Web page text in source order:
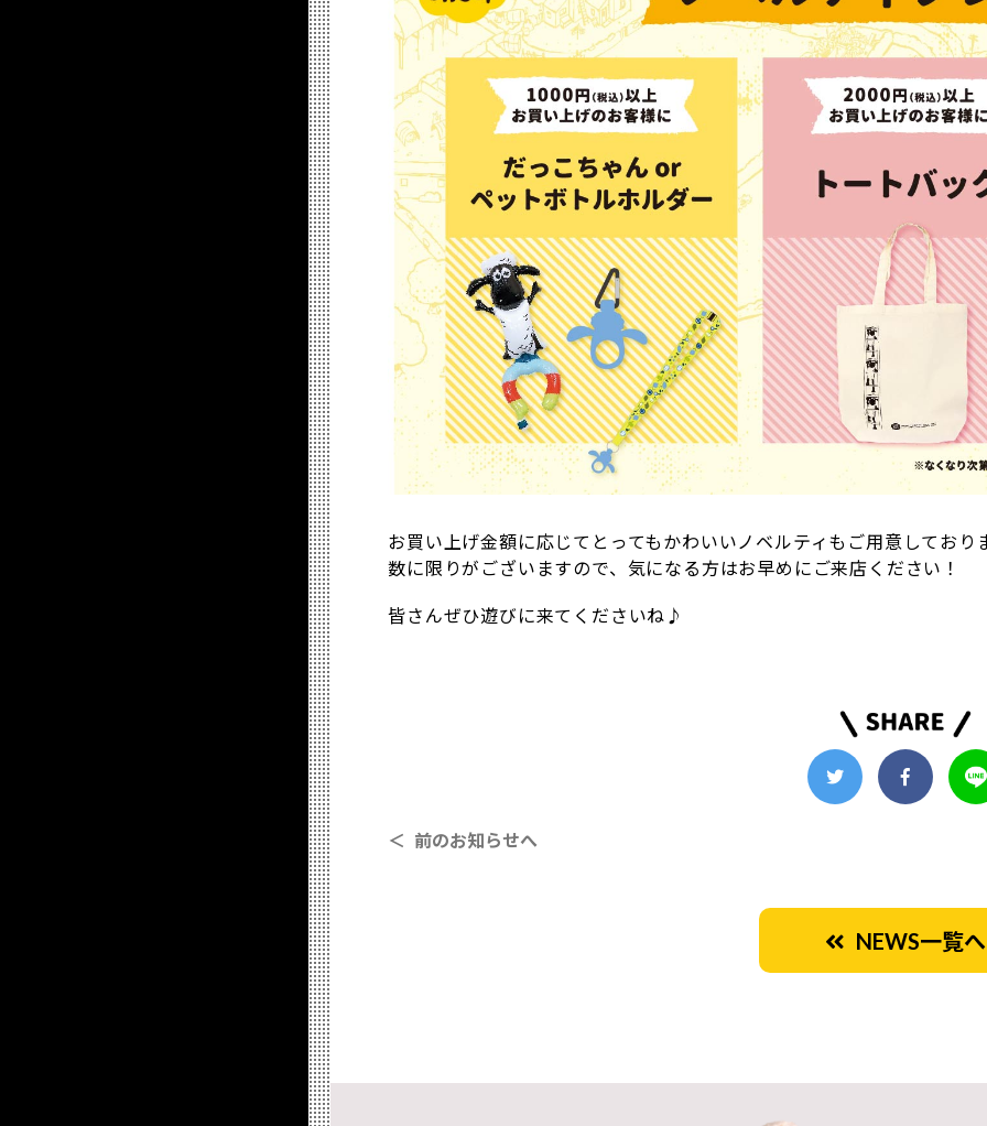
お買い上げ金額に応じてとってもかわいいノベルティもご用意しており
数に限りがございますので、気になる方はお早めにご来店ください！
皆さんぜひ遊びに来てくださいね♪
＜ 前のお知らせへ
NEWS一覧へ